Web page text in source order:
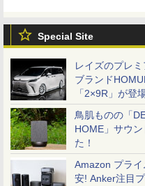
Special Site
レイズのプレ
ブランド
「2×9R」が登
鳥肌ものの「
HOME」サウ
た！
Amazon プラ
安! Anker注目